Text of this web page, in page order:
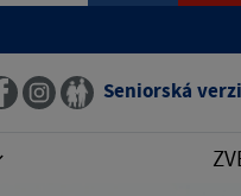
Seniorská